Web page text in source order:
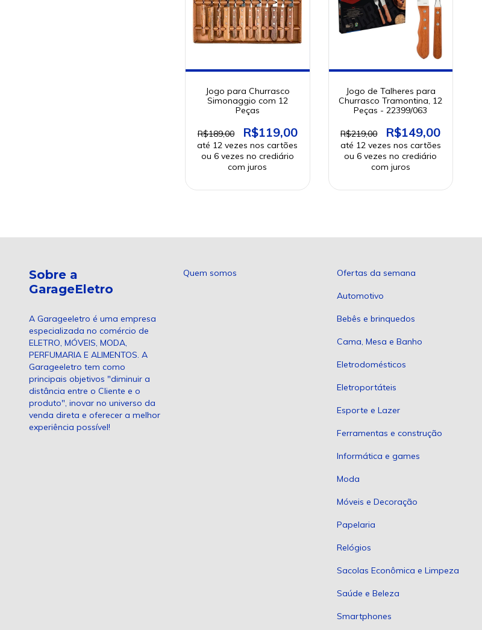
Jogo para Churrasco
Simonaggio com 12
Peças
R$189,00 R$119,00
Jogo de Talheres para
Churrasco Tramontina, 12
Peças - 22399/063
R$219,00 R$149,00
Sobre a
GarageEletro
A Garageeletro é uma empresa
especializada no comércio de
ELETRO, MÓVEIS, MODA,
PERFUMARIA E ALIMENTOS. A
Garageeletro tem como
principais objetivos "diminuir a
distância entre o Cliente e o
produto", inovar no universo da
venda direta e oferecer a melhor
experiência possível!
Quem somos Ofertas da semana
Automotivo
Bebês e brinquedos
Cama, Mesa e Banho
Eletrodomésticos
Eletroportáteis
Esporte e Lazer
Ferramentas e construção
Informática e games
Moda
Móveis e Decoração
Papelaria
Relógios
Sacolas Econômica e Limpeza
Saúde e Beleza
Smartphones